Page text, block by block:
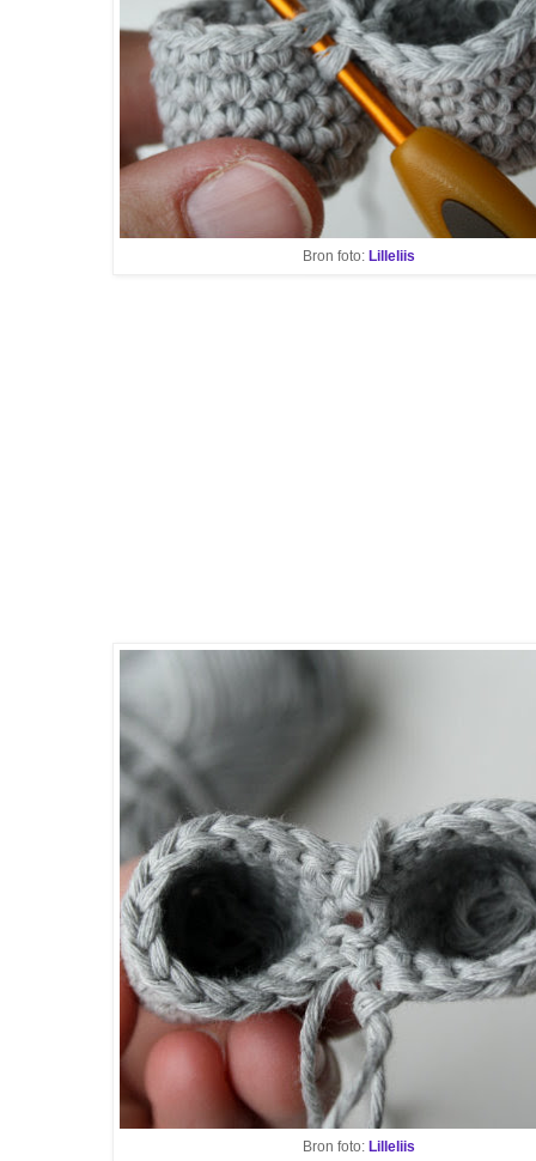
Bron foto: Lilleliis
Bron foto: Lilleliis